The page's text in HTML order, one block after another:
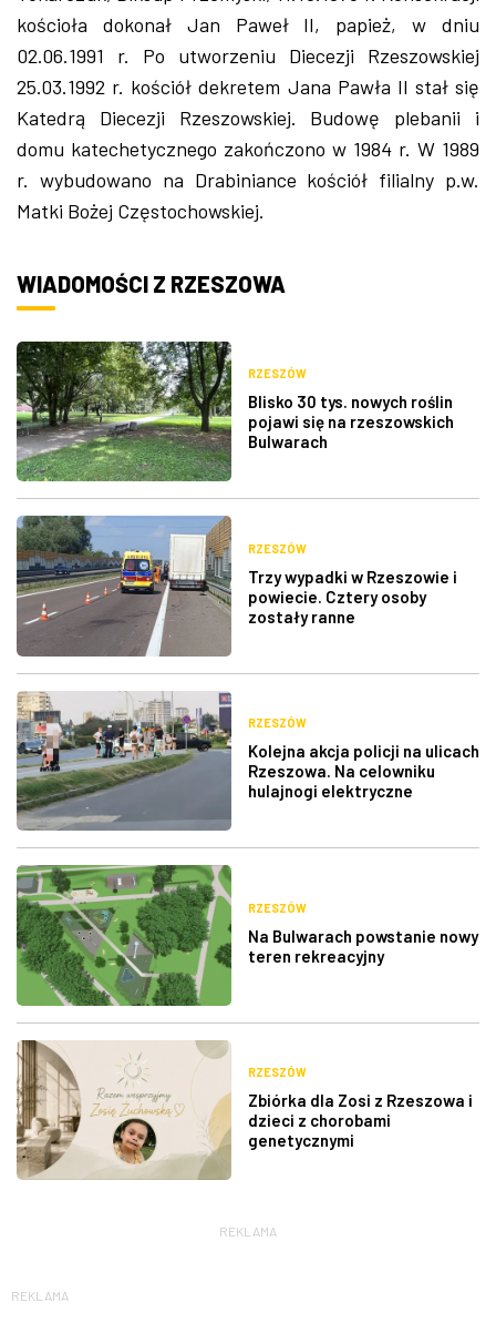
kościoła dokonał Jan Paweł II, papież, w dniu
02.06.1991 r. Po utworzeniu Diecezji Rzeszowskiej
25.03.1992 r. kościół dekretem Jana Pawła II stał się
Katedrą Diecezji Rzeszowskiej. Budowę plebanii i
domu katechetycznego zakończono w 1984 r. W 1989
r. wybudowano na Drabiniance kościół filialny p.w.
Matki Bożej Częstochowskiej.
WIADOMOŚCI Z RZESZOWA
RZESZÓW
Blisko 30 tys. nowych roślin
pojawi się na rzeszowskich
Bulwarach
RZESZÓW
Trzy wypadki w Rzeszowie i
powiecie. Cztery osoby
zostały ranne
RZESZÓW
Kolejna akcja policji na ulicach
Rzeszowa. Na celowniku
hulajnogi elektryczne
RZESZÓW
Na Bulwarach powstanie nowy
teren rekreacyjny
RZESZÓW
Zbiórka dla Zosi z Rzeszowa i
dzieci z chorobami
genetycznymi
REKLAMA
REKLAMA